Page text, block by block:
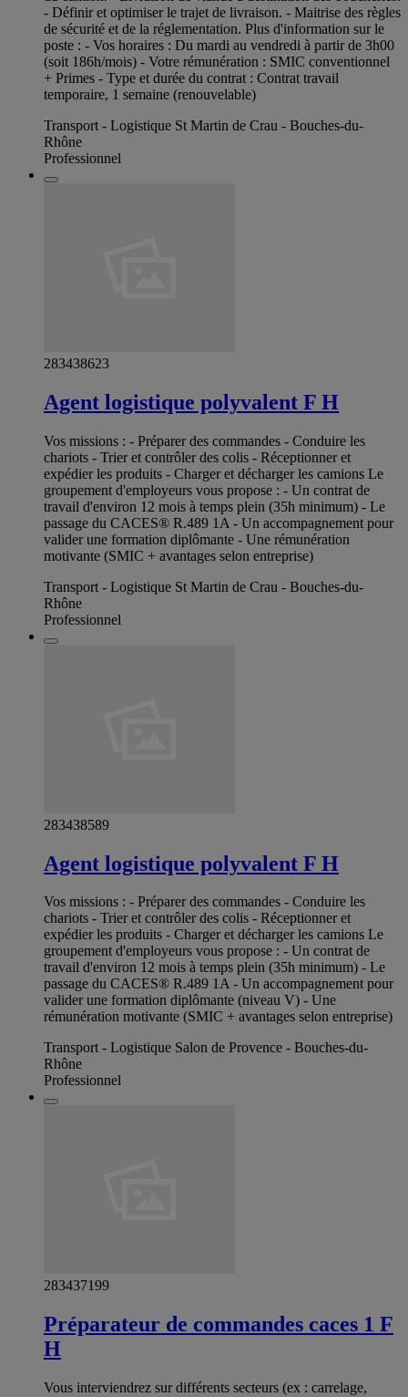
- Définir et optimiser le trajet de livraison. - Maitrise des règles
de sécurité et de la réglementation. Plus d'information sur le
poste : - Vos horaires : Du mardi au vendredi à partir de 3h00
(soit 186h/mois) - Votre rémunération : SMIC conventionnel
+ Primes - Type et durée du contrat : Contrat travail
temporaire, 1 semaine (renouvelable)
Transport - Logistique St Martin de Crau - Bouches-du-
Rhône
Professionnel
283438623
Agent logistique polyvalent F H
Vos missions : - Préparer des commandes - Conduire les
chariots - Trier et contrôler des colis - Réceptionner et
expédier les produits - Charger et décharger les camions Le
groupement d'employeurs vous propose : - Un contrat de
travail d'environ 12 mois à temps plein (35h minimum) - Le
passage du CACES® R.489 1A - Un accompagnement pour
valider une formation diplômante - Une rémunération
motivante (SMIC + avantages selon entreprise)
Transport - Logistique St Martin de Crau - Bouches-du-
Rhône
Professionnel
283438589
Agent logistique polyvalent F H
Vos missions : - Préparer des commandes - Conduire les
chariots - Trier et contrôler des colis - Réceptionner et
expédier les produits - Charger et décharger les camions Le
groupement d'employeurs vous propose : - Un contrat de
travail d'environ 12 mois à temps plein (35h minimum) - Le
passage du CACES® R.489 1A - Un accompagnement pour
valider une formation diplômante (niveau V) - Une
rémunération motivante (SMIC + avantages selon entreprise)
Transport - Logistique Salon de Provence - Bouches-du-
Rhône
Professionnel
283437199
Préparateur de commandes caces 1 F
H
Vous interviendrez sur différents secteurs (ex : carrelage,